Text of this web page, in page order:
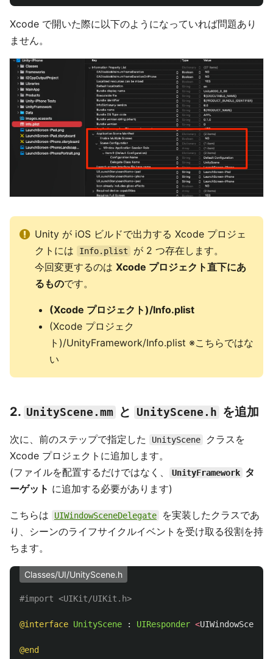
Xcode で開いた際に以下のようになっていれば問題あり
ません。
Unity が iOS ビルドで出力する Xcode プロジェ
クトには
Info.plist
が 2 つ存在します。
今回変更するのは Xcode プロジェクト直下にあ
るものです。
(Xcode プロジェクト)/Info.plist
(Xcode プロジェク
ト)/UnityFramework/Info.plist ※こちらではな
い
2. UnityScene.mm と UnityScene.h を追加
次に、前のステップで指定した UnityScene
クラスを
Xcode プロジェクトに追加します。
(ファイルを配置するだけではなく、
UnityFramework タ
ーゲット に追加する必要があります)
こちらは UIWindowSceneDelegate
を実装したクラスであ
り、シーンのライフサイクルイベントを受け取る役割を持
ちます。
Classes/UI/UnityScene.h
@interface UnityScene : UIResponder <
@end